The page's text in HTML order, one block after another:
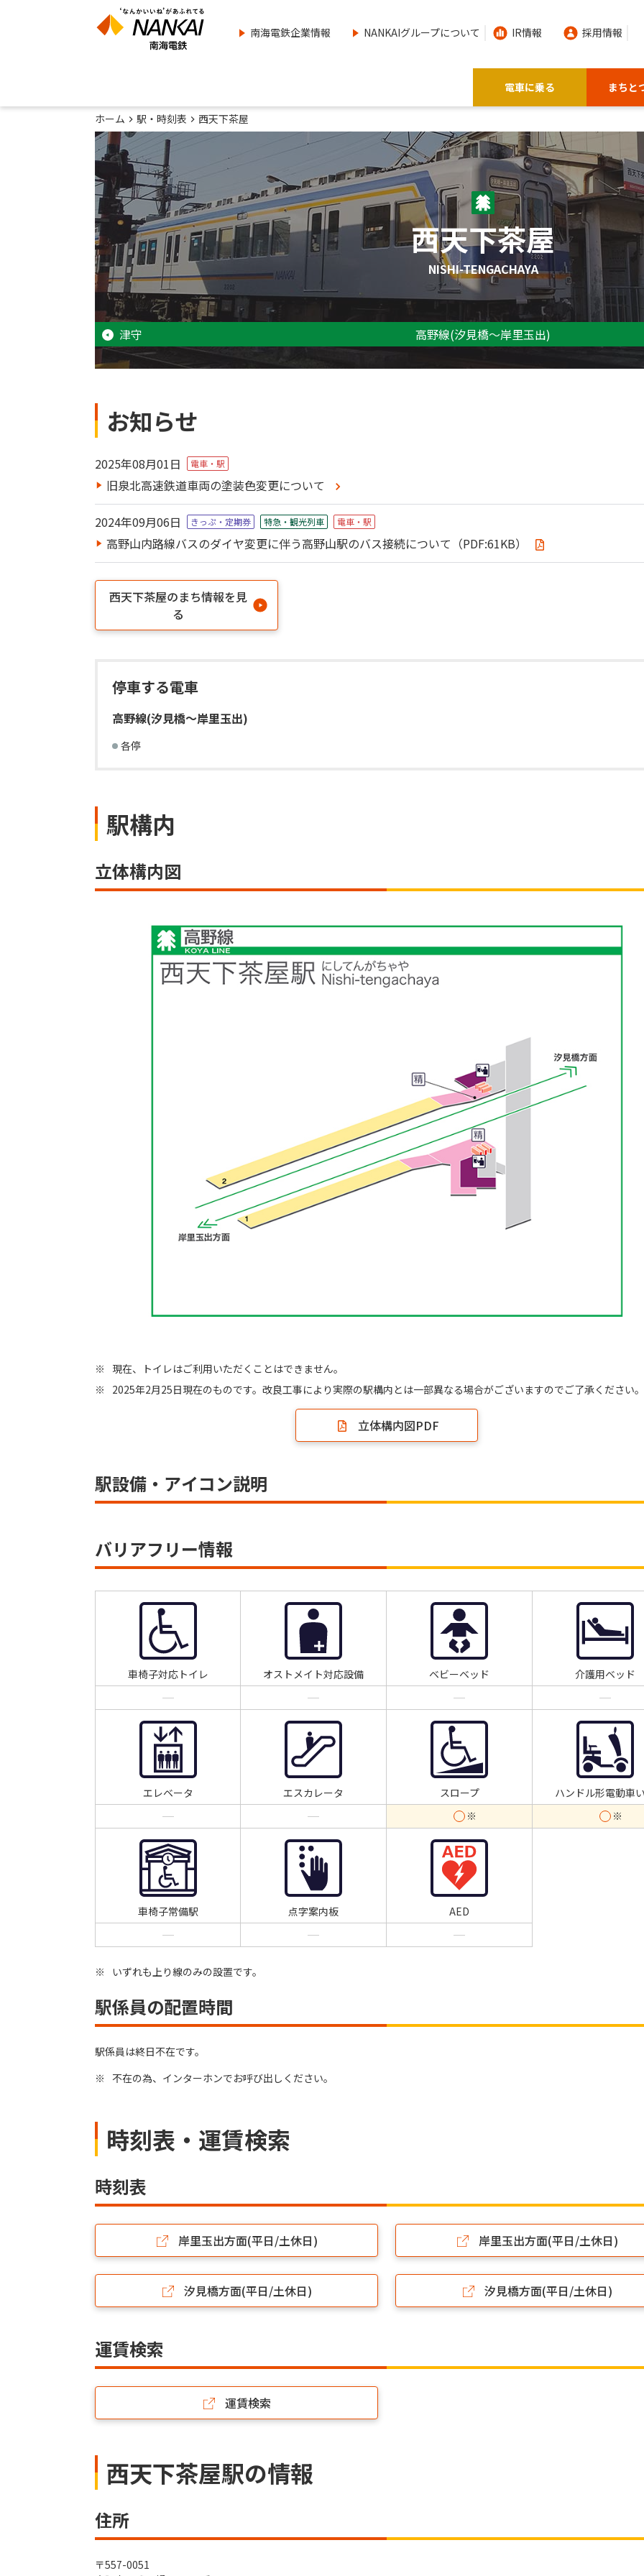
南海電鉄企業情報 NANKAIグループについて IR情報 採用情報
電車に乗る まちと
ホーム 駅・時刻表 西天下茶屋
西天下茶屋
NISHI-TENGACHAYA
津守 高野線(汐見橋～岸里玉出)
お知らせ
2025年08月01日 電車・駅
旧泉北高速鉄道車両の塗装色変更について
2024年09月06日 きっぷ・定期券 特急・観光列⾞ 電車・駅
高野山内路線バスのダイヤ変更に伴う高野山駅のバス接続について（PDF:61KB）
西天下茶屋のまち情報を見
る
停車する電車
高野線(汐見橋～岸里玉出)
各停
駅構内
立体構内図
※
現在、トイレはご利用いただくことはできません。
※
2025年2月25日現在のものです。改良工事により実際の駅構内とは一部異なる場合がございますのでご了承ください。
立体構内図PDF
駅設備・アイコン説明
バリアフリー情報
車椅子対応トイレ オストメイト対応設備 ベビーベッド 介護用ベッド
エレベータ エスカレータ スロープ ハンドル形電動車
車椅子常備駅 点字案内板 AED
※ いずれも上り線のみの設置です。
駅係員の配置時間
駅係員は終日不在です。
※ 不在の為、インターホンでお呼び出しください。
時刻表・運賃検索
時刻表
岸里玉出方面(平日/土休日) 岸里玉出方面(平日/土休日)
汐見橋方面(平日/土休日) 汐見橋方面(平日/土休日)
運賃検索
運賃検索
西天下茶屋駅の情報
住所
〒557-0051